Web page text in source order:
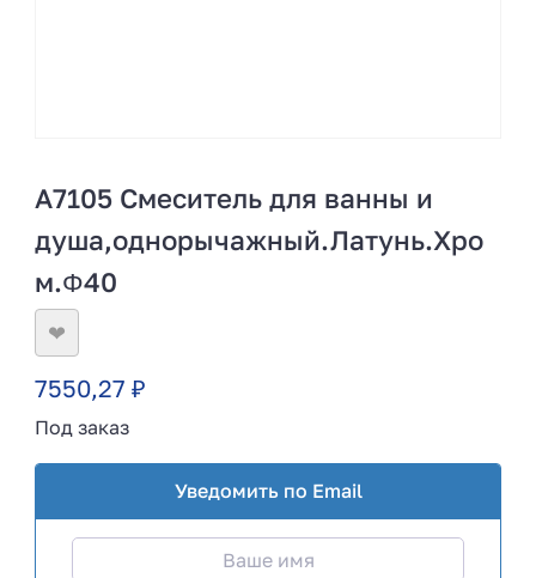
A7105 Cмеситель для ванны и
душа,однорычажный.Латунь.Хро
м.Φ40
❤
7550,27 ₽
Под заказ
Уведомить по Email